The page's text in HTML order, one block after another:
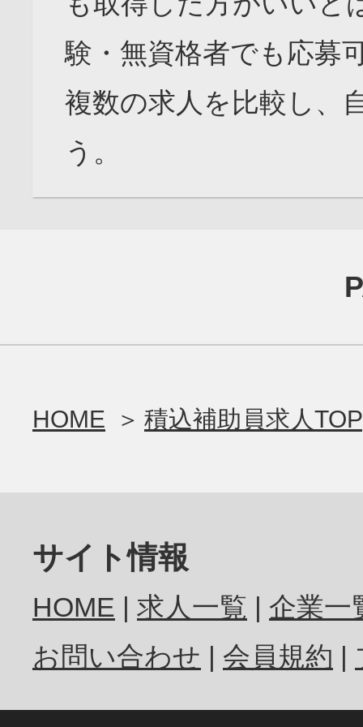
験・無資格者でも応募
複数の求人を比較し、
う。
HOME 積込補助員求人TOP
サイト情報
HOME 求人一覧
企業一
お問い合わせ
会員規約